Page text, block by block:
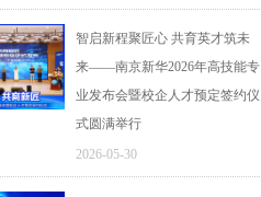
智启新程聚匠心 共育英才筑未
来——南京新华2026年高技能专
业发布会暨校企人才预定签约仪
式圆满举行
2026-05-30